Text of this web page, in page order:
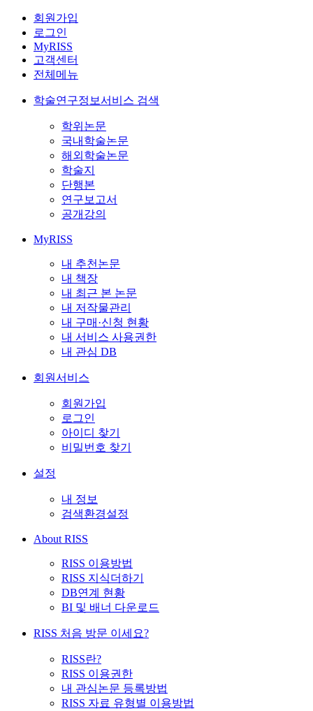
회원가입
로그인
MyRISS
고객센터
전체메뉴
학술연구정보서비스 검색
학위논문
국내학술논문
해외학술논문
학술지
단행본
연구보고서
공개강의
MyRISS
내 추천논문
내 책장
내 최근 본 논문
내 저작물관리
내 구매·신청 현황
내 서비스 사용권한
내 관심 DB
회원서비스
회원가입
로그인
아이디 찾기
비밀번호 찾기
설정
내 정보
검색환경설정
About RISS
RISS 이용방법
RISS 지식더하기
DB연계 현황
BI 및 배너 다운로드
RISS 처음 방문 이세요?
RISS란?
RISS 이용권한
내 관심논문 등록방법
RISS 자료 유형별 이용방법